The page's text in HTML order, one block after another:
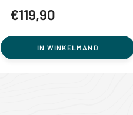
€119,90
IN WINKELMAND